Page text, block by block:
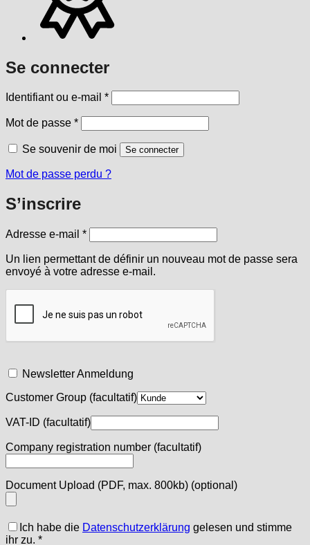
Se connecter
Identifiant ou e-mail *Obligatoire
Mot de passe *Obligatoire
Se souvenir de moi Se connecter
Mot de passe perdu ?
S’inscrire
Adresse e-mail *Obligatoire
Un lien permettant de définir un nouveau mot de passe sera
envoyé à votre adresse e-mail.
Newsletter Anmeldung
Customer Group (facultatif)
VAT-ID (facultatif)
Company registration number (facultatif)
Document Upload (PDF, max. 800kb) (optional)
Ich habe die Datenschutzerklärung gelesen und stimme
ihr zu. *